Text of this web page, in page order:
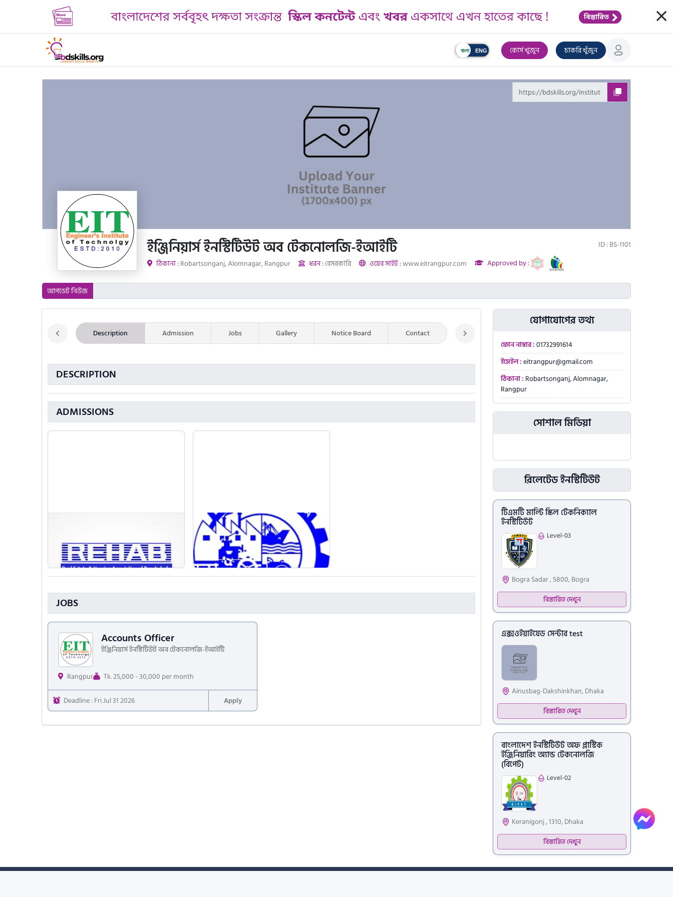
বাংলা ENG কোর্স খুজুন চাকরি খুঁজুন
ইঞ্জিনিয়ার্স ইনস্টিটিউট অব টেকনোলজি-ইআইটি
ID : BS-1101
ঠিকানা :Robartsonganj, Alomnagar, Rangpur ধরন :বেসরকারি ওয়েব সাইট :www.eitrangpur.com Approved by :
আপডেট নিউজ
Description Admission Jobs Gallery Notice Board Contact
DESCRIPTION
ADMISSIONS
বিস্তারিত দেখুন
Welding, RAC
বিস্তারিত দেখুন
JOBS
Accounts Officer
ইঞ্জিনিয়ার্স ইনস্টিটিউট অব টেকনোলজি-ইআইটি
Rangpur Tk. 25,000 - 30,000 per month
Deadline : Fri Jul 31 2026 Apply
যোগাযোগের তথ্য
ফোন নাম্বার :01732991614
ইমেইল :eitrangpur@gmail.com
ঠিকানা : Robartsonganj, Alomnagar,
Rangpur
সোশাল মিডিয়া
রিলেটেড ইনস্টিটিউট
টিএমটি মাল্টি স্কিল টেকনিক্যাল
ইনস্টিটিউট
Level-03
Bogra Sadar , 5800, Bogra
বিস্তারিত দেখুন
এক্সওইয়াইযেড সেন্টার test
Ainusbag-Dakshinkhan, Dhaka
বিস্তারিত দেখুন
বাংলাদেশ ইনস্টিটিউট অফ প্লাস্টিক
ইঞ্জিনিয়ারিং অ্যান্ড টেকনোলজি
(বিপেট)
Level-02
Keranigonj , 1310, Dhaka
বিস্তারিত দেখুন
Live